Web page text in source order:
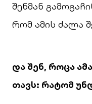
შენმან
რომ ამის ძალა
და შენ, როცა
თავს: რატომ